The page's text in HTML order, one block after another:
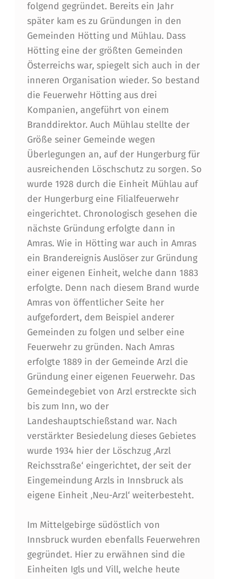
folgend gegründet. Bereits ein Jahr
später kam es zu Gründungen in den
Gemeinden Hötting und Mühlau. Dass
Hötting eine der größten Gemeinden
Österreichs war, spiegelt sich auch in der
inneren Organisation wieder. So bestand
die Feuerwehr Hötting aus drei
Kompanien, angeführt von einem
Branddirektor. Auch Mühlau stellte der
Größe seiner Gemeinde wegen
Überlegungen an, auf der Hungerburg für
ausreichenden Löschschutz zu sorgen. So
wurde 1928 durch die Einheit Mühlau auf
der Hungerburg eine Filialfeuerwehr
eingerichtet. Chronologisch gesehen die
nächste Gründung erfolgte dann in
Amras. Wie in Hötting war auch in Amras
ein Brandereignis Auslöser zur Gründung
einer eigenen Einheit, welche dann 1883
erfolgte. Denn nach diesem Brand wurde
Amras von öffentlicher Seite her
aufgefordert, dem Beispiel anderer
Gemeinden zu folgen und selber eine
Feuerwehr zu gründen. Nach Amras
erfolgte 1889 in der Gemeinde Arzl die
Gründung einer eigenen Feuerwehr. Das
Gemeindegebiet von Arzl erstreckte sich
bis zum Inn, wo der
Landeshauptschießstand war. Nach
verstärkter Besiedelung dieses Gebietes
wurde 1934 hier der Löschzug ‚Arzl
Reichsstraße‘ eingerichtet, der seit der
Eingemeindung Arzls in Innsbruck als
eigene Einheit ‚Neu-Arzl‘ weiterbesteht.
Im Mittelgebirge südöstlich von
Innsbruck wurden ebenfalls Feuerwehren
gegründet. Hier zu erwähnen sind die
Einheiten Igls und Vill, welche heute